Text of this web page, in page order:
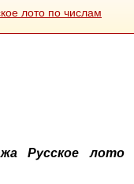
лото по числам
Русское лото